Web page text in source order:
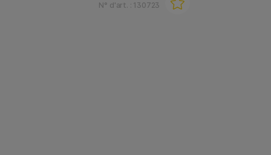
N° d'art. : 130723